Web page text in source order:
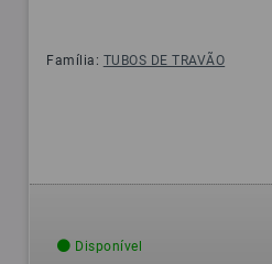
Família: TUBOS DE TRAVÃO
Disponível